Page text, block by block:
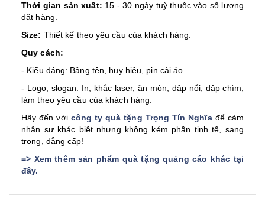
Thời gian sản xuất: 15 - 30 ngày tuỳ thuộc vào số lượng
đặt hàng.
Size: Thiết kế theo yêu cầu của khách hàng.
Quy cách:
- Kiểu dáng: Bảng tên, huy hiệu, pin cài áo...
- Logo, slogan: In, khắc laser, ăn mòn, dập nổi, dập chìm,
làm theo yêu cầu của khách hàng.
Hãy đến với công ty quà tặng Trọng Tín Nghĩađể cảm
nhận sự khác biệt nhưng không kém phần tinh tế, sang
trọng, đẳng cấp!
=> Xem thêm sản phẩm quà tặng quảng cáo khác tại
đây.